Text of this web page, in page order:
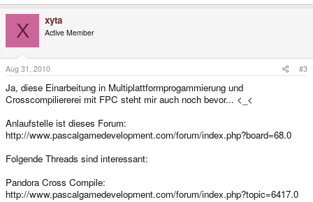
X xyta
Active Member
Aug 31, 2010 #3
Ja, diese Einarbeitung in Multiplattformprogammierung und
Crosscompiliererei mit FPC steht mir auch noch bevor... <_<
Anlaufstelle ist dieses Forum:
http://www.pascalgamedevelopment.com/forum/index.php?board=68.0
Folgende Threads sind interessant:
Pandora Cross Compile:
http://www.pascalgamedevelopment.com/forum/index.php?topic=6417.0